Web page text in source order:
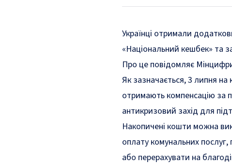
Українці отримали
«Національний кешбек» та
Про це повідомляє
Як зазначається, 3 липня на
отримають компенсацію за
антикризовий захід для
Накопичені кошти можна
оплату комунальних послуг,
або перерахувати на